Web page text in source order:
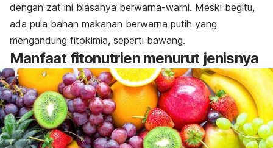
dengan zat ini biasanya berwarna-warni. Meski begitu,
ada pula bahan makanan berwarna putih yang
mengandung fitokimia, seperti bawang.
Manfaat fitonutrien menurut jenisnya